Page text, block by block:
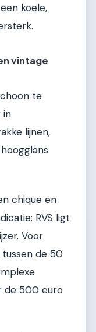
koele,
vintage
te
in
lijnen,
chique en
RVS ligt
Voor
de 50
de 500 euro